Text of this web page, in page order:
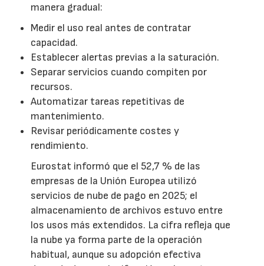
manera gradual:
Medir el uso real antes de contratar
capacidad.
Establecer alertas previas a la saturación.
Separar servicios cuando compiten por
recursos.
Automatizar tareas repetitivas de
mantenimiento.
Revisar periódicamente costes y
rendimiento.
Eurostat informó que el 52,7 % de las
empresas de la Unión Europea utilizó
servicios de nube de pago en 2025; el
almacenamiento de archivos estuvo entre
los usos más extendidos. La cifra refleja que
la nube ya forma parte de la operación
habitual, aunque su adopción efectiva